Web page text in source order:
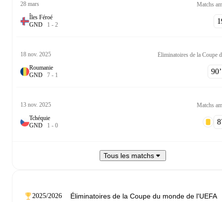
28 mars
Matchs
Îles Féroé
GND 1 - 2
18 nov. 2025
Roumanie
GND 7 - 1 90‎’‎
13 nov. 2025
Matchs
Tchéquie
GND 1 - 0
Tous les matchs
2025/2026